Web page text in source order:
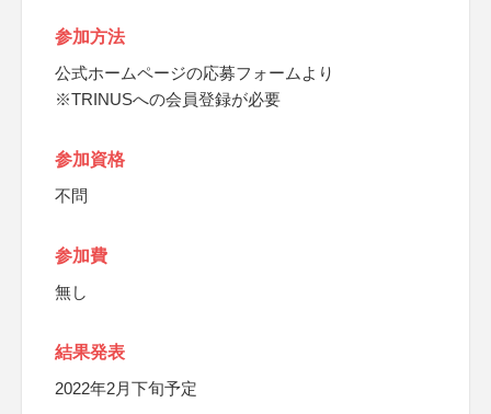
参加方法
公式ホームページの応募フォームより
※TRINUSへの会員登録が必要
参加資格
不問
参加費
無し
結果発表
2022年2月下旬予定